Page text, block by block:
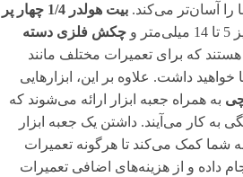
آسان‌تر می‌کند.
بیت هولدر 1/4 چهار پر
چکش فلزی دسته
هستند که برای تعمیرات مختلف مانند
داشت. علاوه بر این، ابزارهایی
به همراه جعبه ابزار ارائه می‌شوند که
به کار می‌آیند. داشتن یک جعبه ابزار
شما کمک می‌کند تا هرگونه تعمیرات
داده و از هزینه‌های اضافی تعمیرات